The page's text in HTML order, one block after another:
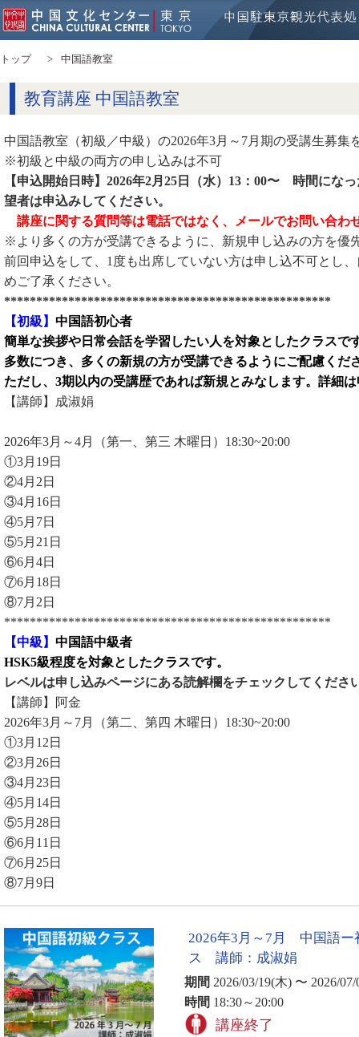
トップ 中国語教室
教育講座 中国語教室
中国語教室（初級／中級）の2026年3月～7月期の受講生募集
※初級と中級の両方の申し込みは不可
【申込開始日時】2026年2月25日（水）13：00〜 時間にな
望者は申込みしてください。
講座に関する質問等は電話ではなく、メールでお問い合わ
※より多くの方が受講できるように、新規申し込みの方を優
前回申込をして、1度も出席していない方は申し込不可とし
めご了承ください。
***************************************************
【初級】 中国語初心者
簡単な挨拶や日常会話を学習したい人を対象としたクラス
多数につき、多くの新規の方が受講できるようにご配慮くだ
ただし、3期以内の受講歴であれば新規とみなします。詳細
【講師】成淑娟
2026年3月～4月（第一、第三 木曜日）18:30~20:00
①3月19日
②4月2日
③4月16日
④5月7日
⑤5月21日
⑥6月4日
⑦6月18日
⑧7月2日
***************************************************
【中級】 中国語中級者
HSK5級程度を対象としたクラスです。
レベルは申し込みページにある読解欄をチェックしてくださ
【講師】阿金
2026年3月～7月（第二、第四 木曜日）18:30~20:00
①3月12日
②3月26日
③4月23日
④5月14日
⑤5月28日
⑥6月11日
⑦6月25日
⑧7月9日
2026年3月～7月 中国語ー
ス 講師：成淑娟
期間 2026/03/19(木) 〜 2026/
時間 18:30～20:00
講座終了